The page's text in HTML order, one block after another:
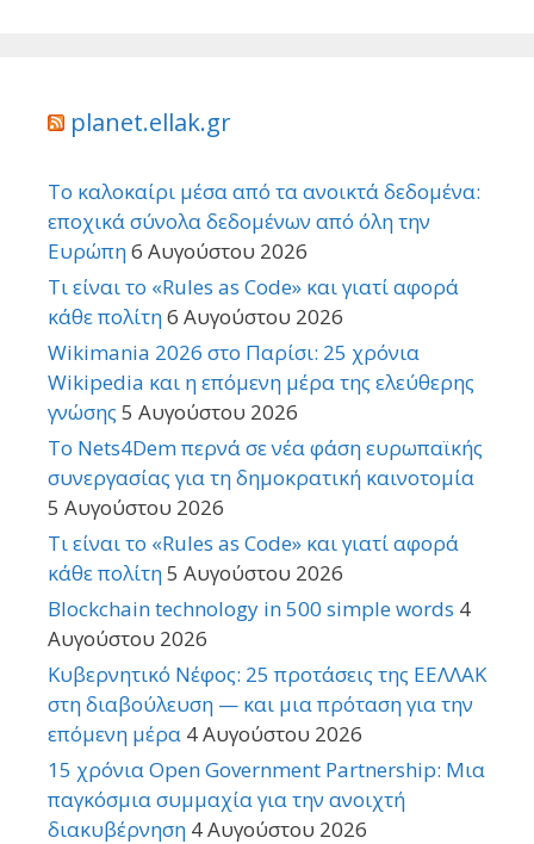
planet.ellak.gr
Το καλοκαίρι μέσα από τα ανοικτά δεδομένα:
εποχικά σύνολα δεδομένων από όλη την
Ευρώπη6 Αυγούστου 2026
Τι είναι το «Rules as Code» και γιατί αφορά
κάθε πολίτη6 Αυγούστου 2026
Wikimania 2026 στο Παρίσι: 25 χρόνια
Wikipedia και η επόμενη μέρα της ελεύθερης
γνώσης 5 Αυγούστου 2026
Το Nets4Dem περνά σε νέα φάση ευρωπαϊκής
συνεργασίας για τη δημοκρατική καινοτομία
5 Αυγούστου 2026
Τι είναι το «Rules as Code» και γιατί αφορά
κάθε πολίτη5 Αυγούστου 2026
Blockchain technology in 500 simple words 4
Αυγούστου 2026
Κυβερνητικό Νέφος: 25 προτάσεις της ΕΕΛΛΑΚ
στη διαβούλευση — και μια πρόταση για την
επόμενη μέρα 4 Αυγούστου 2026
15 χρόνια Open Government Partnership: Μια
παγκόσμια συμμαχία για την ανοιχτή
διακυβέρνηση 4 Αυγούστου 2026